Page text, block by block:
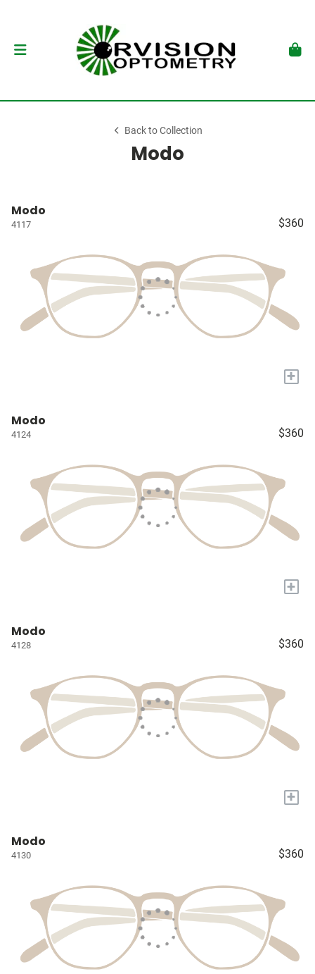
Back to Collection
Modo
Modo
4117 $360
+
Modo
4124 $360
+
Modo
4128 $360
+
Modo
4130 $360